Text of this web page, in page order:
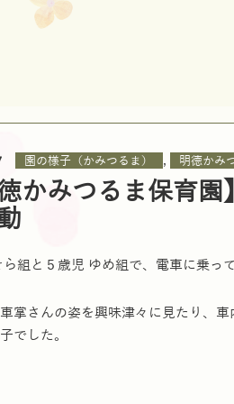
園の様子（かみつるま） , 明徳かみ
徳かみつるま保育
ら組と５歳児 ゆめ組で、電車に乗っ
掌さんの姿を興味津々に見たり、
でした。